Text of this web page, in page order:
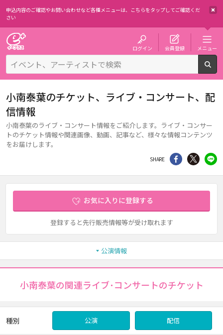
申込内容のご確認やお問い合わせなど各種メニューは、 こちらをタップしてご確認くだ
さい
ログイン 会員登録 メニュー
小南泰葉のチケット、ライブ・コンサート、配
信情報
小南泰葉のライブ・コンサート情報をご紹介します。ライブ・コンサー
トのチケット情報や関連画像、動画、記事など、様々な情報コンテンツ
をお届けします。
SHARE シェア Twitter
お気に入りに登録する
登録すると先行販売情報等が受け取れます
公演情報
小南泰葉の関連ライブ･コンサートのチケット
種別 公演 配信